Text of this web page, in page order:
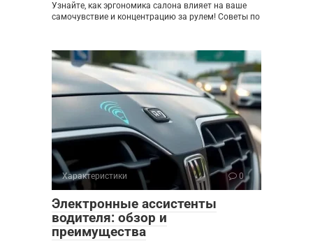
Узнайте, как эргономика салона влияет на ваше
самочувствие и концентрацию за рулем! Советы по
Характеристики 0
Электронные ассистенты
водителя: обзор и
преимущества